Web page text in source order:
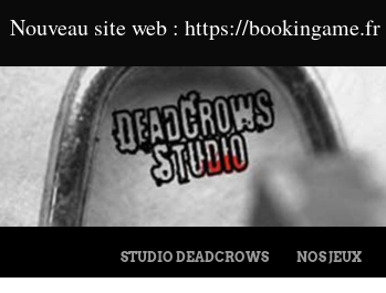
MENU
ALLER AU CONTENU
STUDIO DEADCROWS NOS JEUX
Nouveau site web : https://bookingame.fr